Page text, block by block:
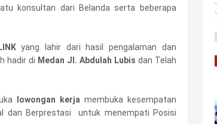
konsultan dari Belanda serta beberapa
yang lahir dari hasil pengalaman dan
hadir di Medan Jl. Abdulah Lubis dan Telah
lowongan kerja membuka kesempatan
dan Berprestasi untuk menempati Posisi